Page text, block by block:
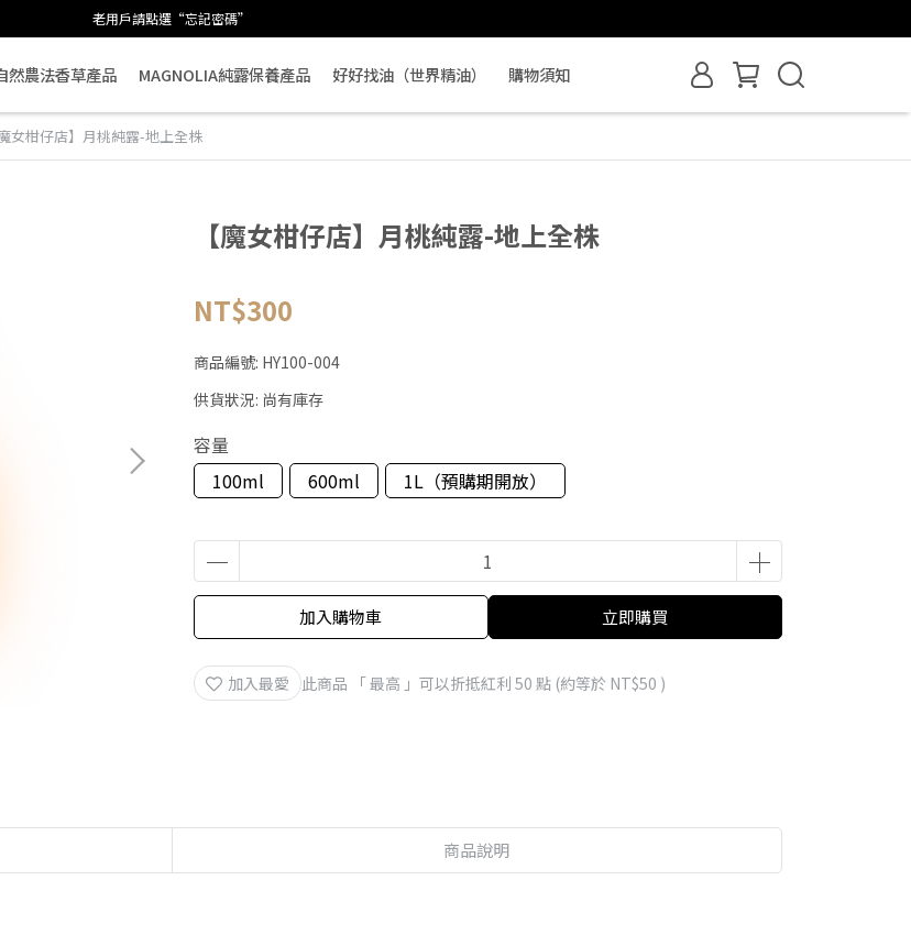
老用戶請點選“忘記密碼”
然農法香草產品 MAGNOLIA純露保養產品 好好找油（世界精油） 購物須知
魔女柑仔店】月桃純露-地上全株
【魔女柑仔店】月桃純露-地上全株
NT$300
商品編號: HY100-004
供貨狀況: 尚有庫存
容量
100ml
600ml 1L（預購期開放）
加入購物車 立即購買
加入最愛 此商品 「 最高 」可以折抵紅利 50 點 (約等於 NT$50 )
商品說明